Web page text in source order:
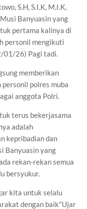
S.H, S.I.K, M.I.K,
Banyuasin yang
pertama kalinya di
personil mengikuti
01/26) Pagi tadi.
memberikan
personil polres muba
anggota Polri.
terus bekerjasama
adalah
kepribadian dan
Banyuasin yang
rekan-rekan semua
bersyukur.
kita untuk selalu
dengan baik"Ujar